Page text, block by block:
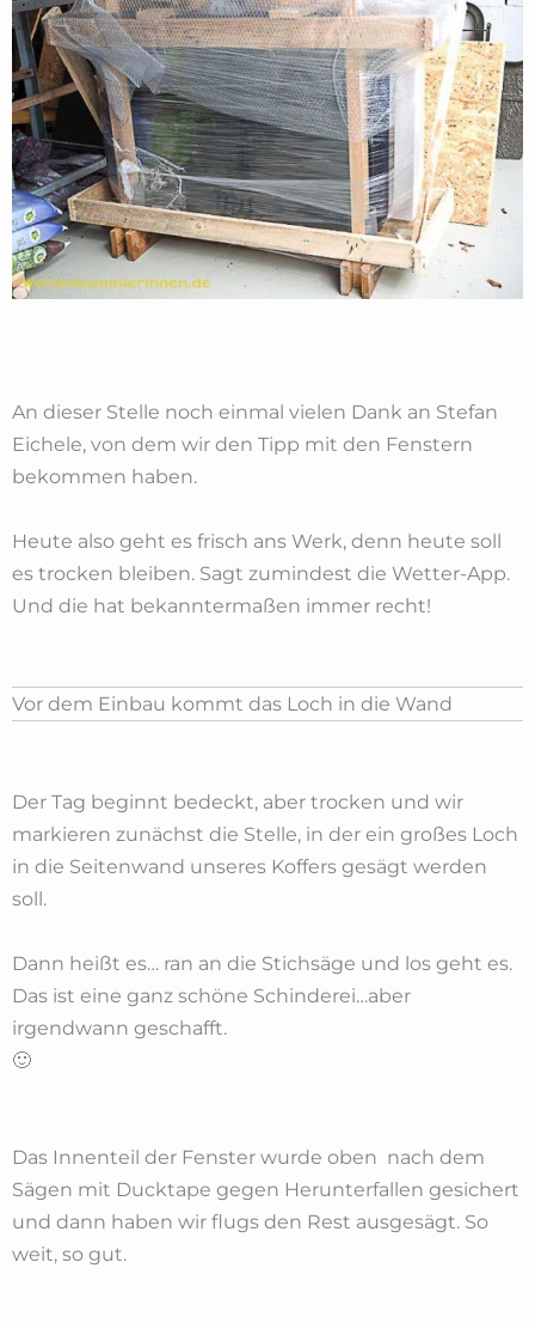
An dieser Stelle noch einmal vielen Dank an Stefan
Eichele, von dem wir den Tipp mit den Fenstern
bekommen haben.
Heute also geht es frisch ans Werk, denn heute soll
es trocken bleiben. Sagt zumindest die Wetter-App.
Und die hat bekanntermaßen immer recht!
Vor dem Einbau kommt das Loch in die Wand
Der Tag beginnt bedeckt, aber trocken und wir
markieren zunächst die Stelle, in der ein großes Loch
in die Seitenwand unseres Koffers gesägt werden
soll.
Dann heißt es… ran an die Stichsäge und los geht es.
Das ist eine ganz schöne Schinderei…aber
irgendwann geschafft.
🙂
Das Innenteil der Fenster wurde oben nach dem
Sägen mit Ducktape gegen Herunterfallen gesichert
und dann haben wir flugs den Rest ausgesägt. So
weit, so gut.